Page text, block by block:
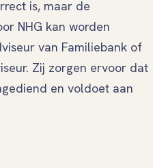
is, maar de
NHG kan worden
van Familiebank of
Zij zorgen ervoor dat
en voldoet aan